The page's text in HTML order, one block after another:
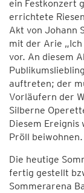
ein Festkonzert
errichtete
Akt von Johann
mit der Arie
vor. An diesem
auftreten; der
Vorläufern der
Silberne
Diesem Ereignis
Pröll beiwohnen.
Die heutige
fertig gestellt
Sommerarena